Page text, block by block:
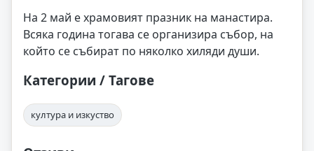
На 2 май е храмовият празник на манастира.
Всяка година тогава се организира събор, на
който се събират по няколко хиляди души.
Категории / Тагове
култура и изкуство